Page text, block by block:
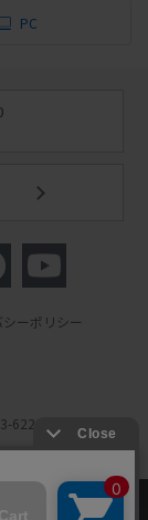
PC
ーポリシー
6222-0762